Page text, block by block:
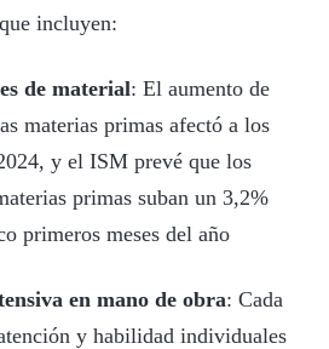
incluyen:
de material: El aumento de
materias primas afectó a los
y el ISM prevé que los
primas suban un 3,2%
primeros meses del año
en mano de obra: Cada
y habilidad individuales